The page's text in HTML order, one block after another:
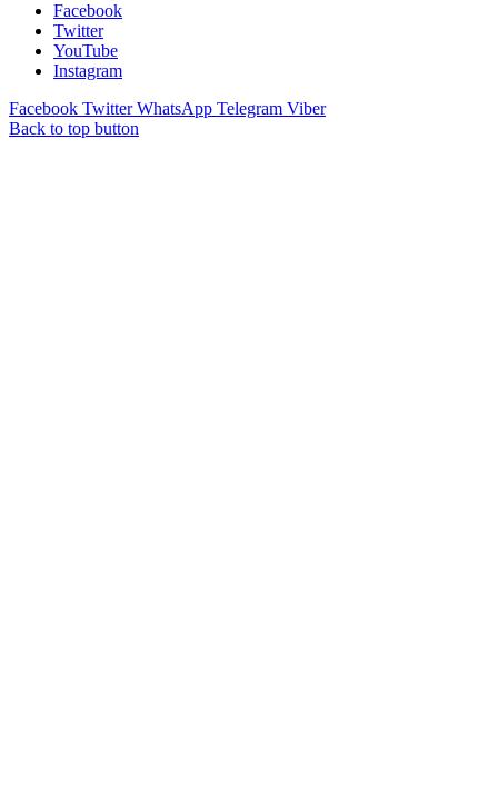
Facebook
Twitter
YouTube
Instagram
Facebook Twitter WhatsApp Telegram Viber
Back to top button